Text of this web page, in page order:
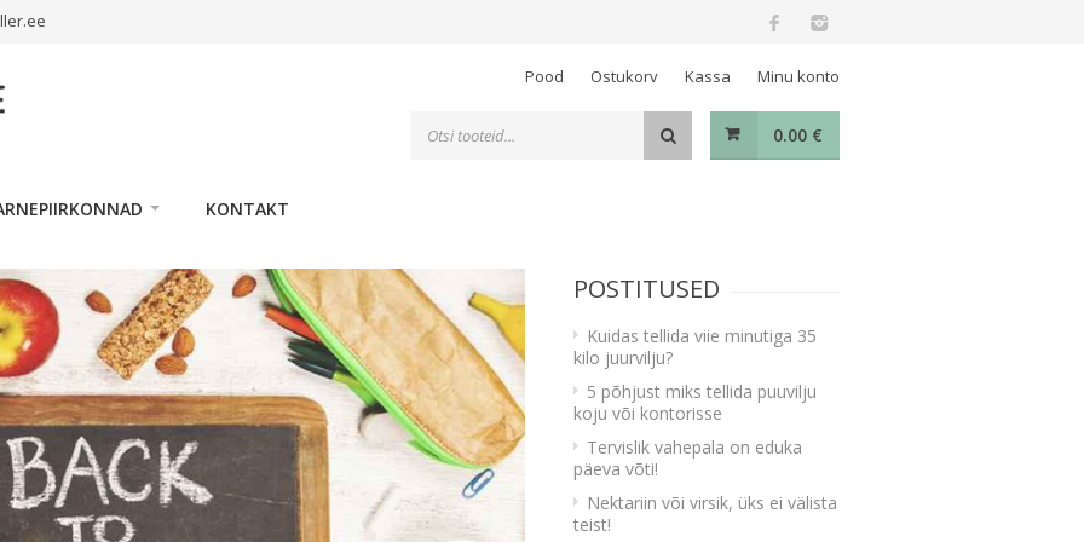
Pood Ostukorv Kassa Minu konto
0.00 €
KONTAKT
POSTITUSED
Kuidas tellida viie minutiga 35
kilo juurvilju?
5 põhjust miks tellida puuvilju
koju või kontorisse
Tervislik vahepala on eduka
päeva võti!
Nektariin või virsik, üks ei välista
teist!